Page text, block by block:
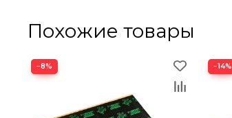
Похожие товары
−8% −14%